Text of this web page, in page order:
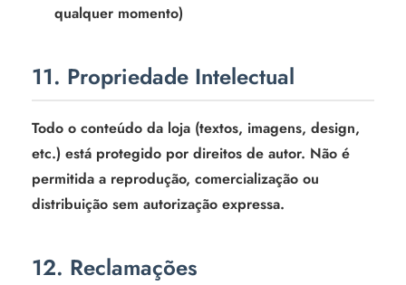
qualquer momento)
11. Propriedade Intelectual
Todo o conteúdo da loja (textos, imagens, design,
etc.) está protegido por direitos de autor. Não é
permitida a reprodução, comercialização ou
distribuição sem autorização expressa.
12. Reclamações